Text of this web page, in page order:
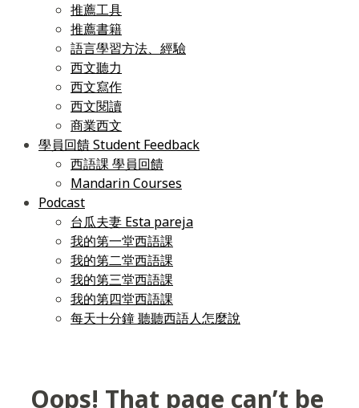
推薦工具
推薦書籍
語言學習方法、經驗
西文聽力
西文寫作
西文閱讀
商業西文
學員回饋 Student Feedback
西語課 學員回饋
Mandarin Courses
Podcast
台瓜夫妻 Esta pareja
我的第一堂西語課
我的第二堂西語課
我的第三堂西語課
我的第四堂西語課
每天十分鐘 聽聽西語人怎麼說
Oops! That page can’t be